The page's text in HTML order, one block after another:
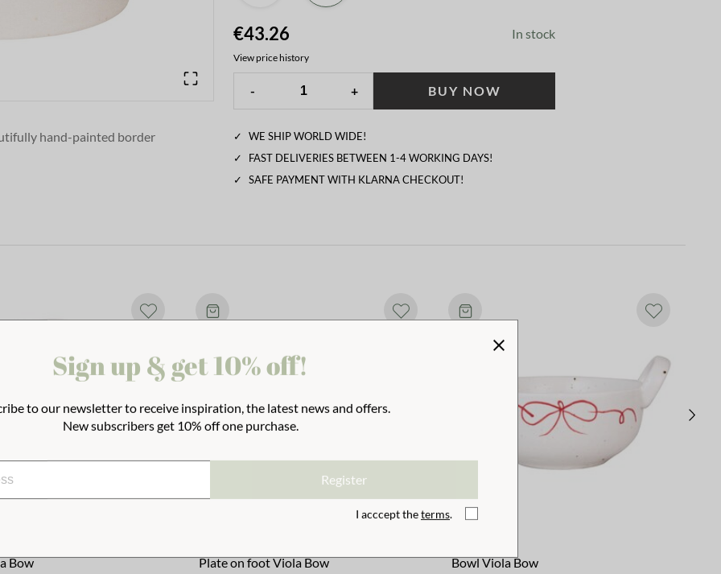
hand-painted border
with the mugs or cups from
€43.26 In stock
View price history
- + BUY NOW
✓
WE SHIP WORLD WIDE!
✓
FAST DELIVERIES BETWEEN 1-4 WORKING DAYS!
✓
SAFE PAYMENT WITH KLARNA CHECKOUT!
Bow Plate on foot Viola Bow Bowl Viola Bow
Sign up & get 10% off!
to our newsletter to receive inspiration, the latest news and offers.
New subscribers get 10% off one purchase.
Register
I acccept theterms.